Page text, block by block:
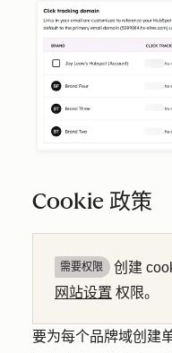
Cookie 政策
需要权限 创建
网站设置 权限。
要为每个品牌域创建